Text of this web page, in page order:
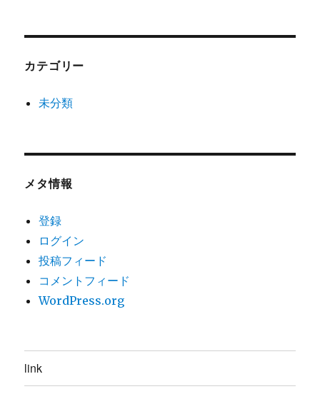
カテゴリー
未分類
メタ情報
登録
ログイン
投稿フィード
コメントフィード
WordPress.org
link